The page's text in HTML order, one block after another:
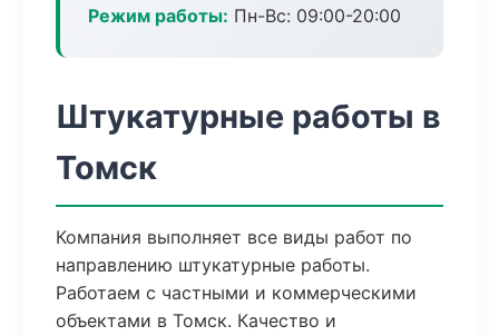
Режим работы: Пн-Вс: 09:00-20:00
Штукатурные работы в
Томск
Компания выполняет все виды работ по
направлению штукатурные работы.
Работаем с частными и коммерческими
объектами в Томск. Качество и